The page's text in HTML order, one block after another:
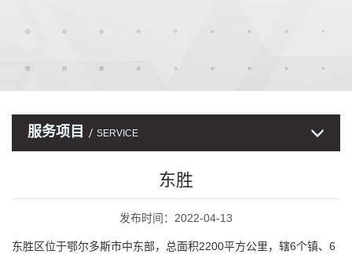
服务项目 SERVICE
东胜
发布时间：2022-04-13
东胜区位于鄂尔多斯市中东部，总面积2200平方公里，辖6个镇、6